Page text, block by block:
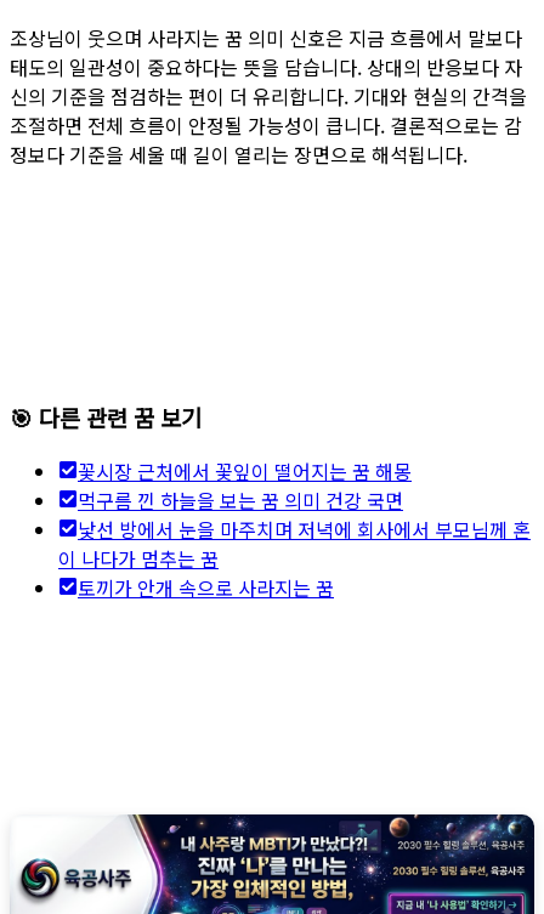
조상님이 웃으며 사라지는 꿈 의미 신호은 지금 흐름에서 말보다
태도의 일관성이 중요하다는 뜻을 담습니다. 상대의 반응보다 자
신의 기준을 점검하는 편이 더 유리합니다. 기대와 현실의 간격을
조절하면 전체 흐름이 안정될 가능성이 큽니다. 결론적으로는 감
정보다 기준을 세울 때 길이 열리는 장면으로 해석됩니다.
🎯 다른 관련 꿈 보기
꽃시장 근처에서 꽃잎이 떨어지는 꿈 해몽
먹구름 낀 하늘을 보는 꿈 의미 건강 국면
낯선 방에서 눈을 마주치며 저녁에 회사에서 부모님께 혼
이 나다가 멈추는 꿈
토끼가 안개 속으로 사라지는 꿈